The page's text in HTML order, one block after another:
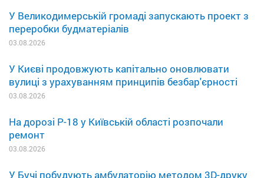
У Великодимерській громаді запускають проект з
переробки будматеріалів
03.08.2026
У Києві продовжують капітально оновлювати
вулиці з урахуванням принципів безбар'єрності
03.08.2026
На дорозі Р-18 у Київській області розпочали
ремонт
03.08.2026
У Бучі побудують амбулаторію методом 3D-друку